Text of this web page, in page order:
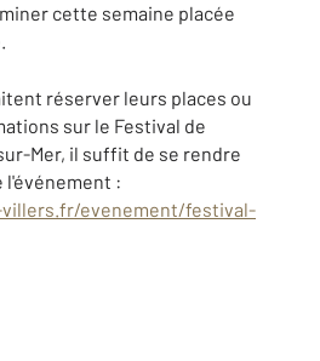
cette semaine placée
réserver leurs places ou
sur le Festival de
Mer, il suffit de se rendre
:
evenement/festival-